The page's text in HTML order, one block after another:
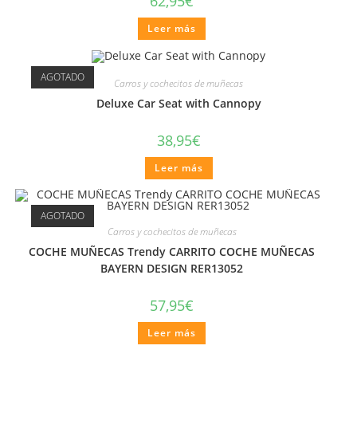
Leer más
AGOTADO Carros y cochecitos de muñecas
Deluxe Car Seat with Cannopy
38,95€
Leer más
AGOTADO
Carros y cochecitos de muñecas
COCHE MUÑECAS Trendy CARRITO COCHE MUÑECAS
BAYERN DESIGN RER13052
57,95€
Leer más